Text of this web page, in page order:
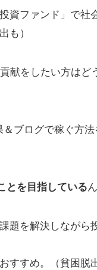
資ファンド」で社
も）
献をしたい方はど
ブログで稼ぐ方法
とを目指している
題を解決しながら
すすめ。（貧困脱